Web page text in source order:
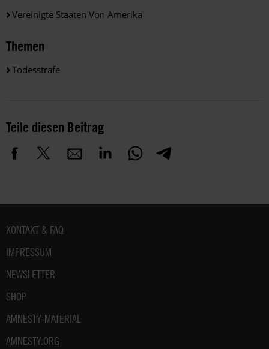
Vereinigte Staaten Von Amerika
Themen
Todesstrafe
Teile diesen Beitrag
Fußbereich
KONTAKT & FAQ
IMPRESSUM
NEWSLETTER
SHOP
AMNESTY-MATERIAL
AMNESTY.ORG